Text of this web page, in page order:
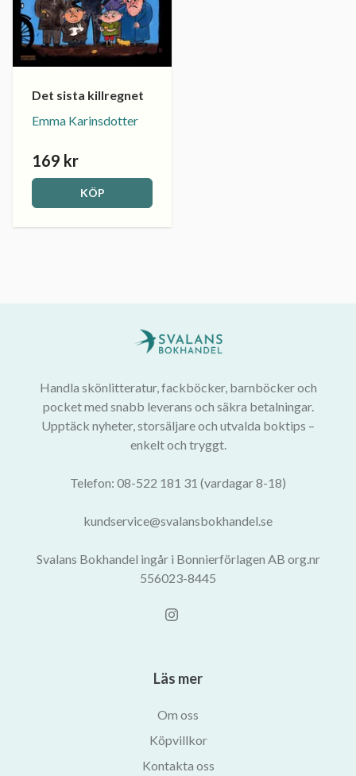
Det sista killregnet
Emma Karinsdotter
169 kr
KÖP
Handla skönlitteratur, fackböcker, barnböcker och
pocket med snabb leverans och säkra betalningar.
Upptäck nyheter, storsäljare och utvalda boktips –
enkelt och tryggt.
Telefon: 08-522 181 31 (vardagar 8-18)
kundservice@svalansbokhandel.se
Svalans Bokhandel ingår i Bonnierförlagen AB org.nr
556023-8445
Läs mer
Om oss
Köpvillkor
Kontakta oss